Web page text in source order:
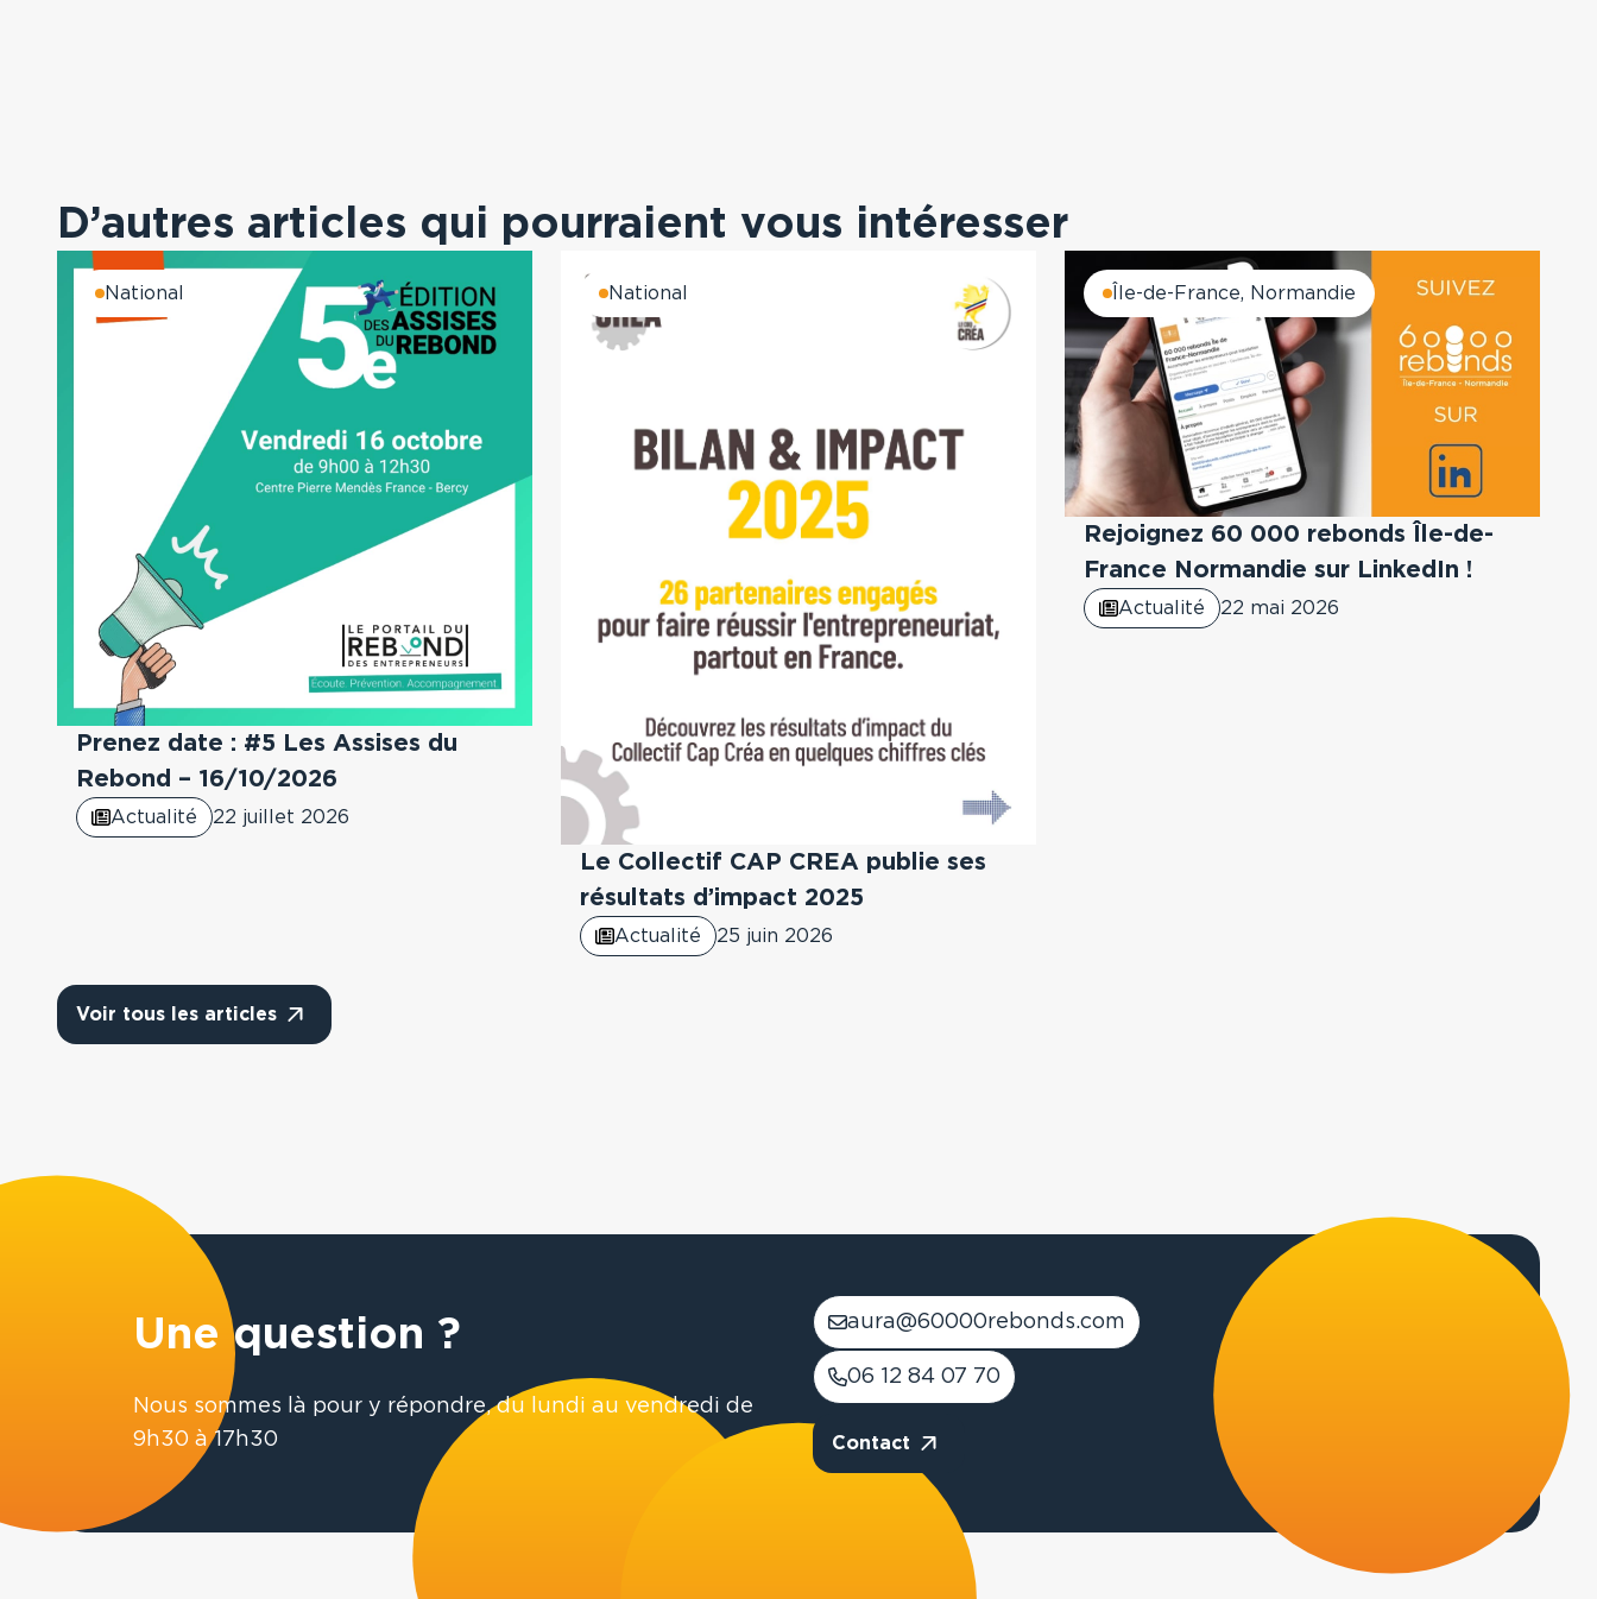
D’autres articles qui pourraient vous intéresser
National
Prenez date : #5 Les Assises du
Rebond – 16/10/2026
Actualité 22 juillet 2026
National
Le Collectif CAP CREA publie ses
résultats d’impact 2025
Actualité 25 juin 2026
Île-de-France, Normandie
Rejoignez 60 000 rebonds Île-de-
France Normandie sur LinkedIn !
Actualité 22 mai 2026
Voir tous les articles
Une question ?
Nous sommes là pour y répondre, du lundi au vendredi de
9h30 à 17h30
aura@60000rebonds.com
06 12 84 07 70
Contact